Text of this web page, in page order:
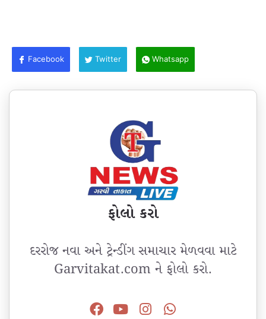
Facebook Twitter Whatsapp
ફોલો કરો
દરરોજ નવા અને ટ્રેન્ડીંગ સમાચાર મેળવવા માટે
Garvitakat.com ને ફોલો કરો.